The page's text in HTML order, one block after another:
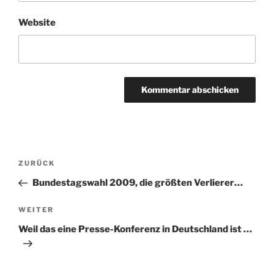
Website
Beitragsnavigation
Vorheriger
Beitrag
ZURÜCK
Bundestagswahl 2009, die größten Verlierer…
Nächster
Beitrag
WEITER
Weil das eine Presse-Konferenz in Deutschland ist …